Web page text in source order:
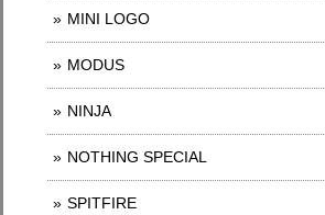
MINI LOGO
MODUS
NINJA
NOTHING SPECIAL
SPITFIRE